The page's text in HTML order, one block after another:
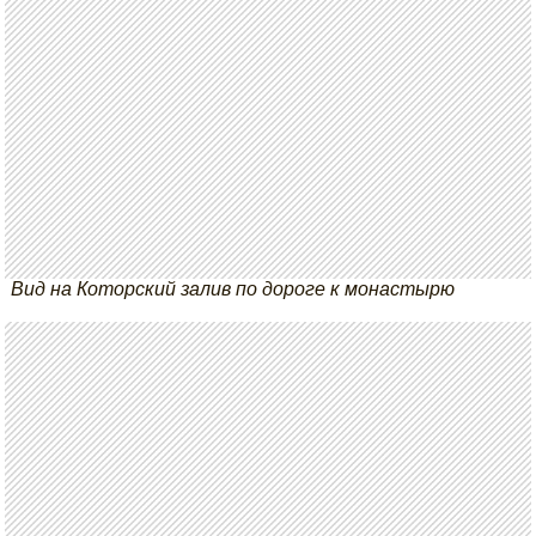
Вид на Которский залив по дороге к монастырю